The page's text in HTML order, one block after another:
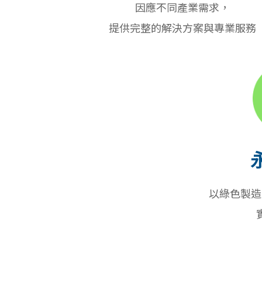
因應不同產業需求，
提供完整的解決方案與專業服務
以綠色製